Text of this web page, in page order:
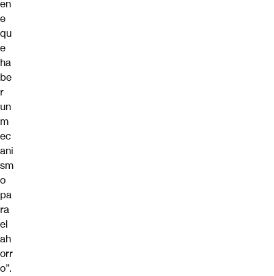
en
e
qu
e
ha
be
r
un
m
ec
ani
sm
o
pa
ra
el
ah
orr
o”.